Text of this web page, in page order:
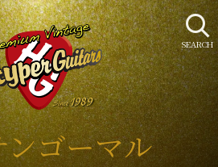
ゴーマル
SEARCH